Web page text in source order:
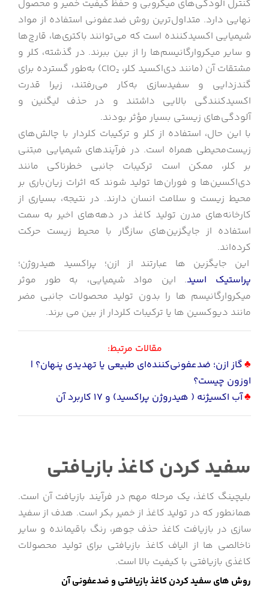
کنترل آلودگی‌های میکروبی و حفظ کیفیت خمیر و محصول
نهایی دارد. متداول‌ترین روش ضدعفونی استفاده از مواد
شیمیایی اکسیدکننده است که می‌توانند باکتری‌ها، قارچ‌ها
و سایر میکروارگانیسم‌ها را از بین ببرند. در گذشته، کلر و
مشتقات آن (مانند دی‌اکسید کلر، ClO₂) به‌طور گسترده برای
گندزدایی و سفیدسازی به‌کار می‌رفتند، زیرا قدرت
اکسیدکنندگی بالایی داشتند و در حذف لیگنین و
آلودگی‌های زیستی بسیار مؤثر بودند.
با این حال، استفاده از کلر و ترکیبات کلردار با چالش‌های
زیست‌محیطی همراه است. در فرآیندهای شیمیایی مبتنی
بر کلر، ممکن است ترکیبات جانبی خطرناکی مانند
دی‌اکسین‌ها و فوران‌ها تولید شوند که اثرات زیان‌باری بر
محیط زیست و سلامت انسان دارند. در نتیجه، بسیاری از
کارخانه‌های مدرن تولید کاغذ در دهه‌های اخیر به سمت
استفاده از جایگزین‌های سازگار با محیط زیست حرکت
کرده‌اند.
این جایگزین ها عبارتند از ازن؛ پراکسید هیدروژن؛
پراستیک اسید. این مواد شیمیایی، به طور موثر
میکروارگانیسم ها را بدون تولید محصولات جانبی مضر
مانند دیوکسین ها یا ترکیبات کلردار از بین می برند.
مقالات مرتبط:
♣گاز ازن؛ ضدعفونی‌کننده‌ای طبیعی یا تهدیدی پنهان؟ |
اوزون چیست؟
♣آب اکسیژنه ( هیدروژن پراکسید) و 17 کاربرد آن
سفید کردن کاغذ بازیافتی
بلیچینگ کاغذ، یک مرحله مهم در فرآیند بازیافت آن است.
همانطور که در تولید کاغذ از خمیر بکر است. هدف از سفید
سازی در بازیافت کاغذ حذف جوهر، رنگ باقیمانده و سایر
ناخالصی ها از الیاف کاغذ بازیافتی برای تولید محصولات
کاغذی بازیافتی با کیفیت بالا است.
روش های سفید کردن کاغذ بازیافتی و ضدعفونی آن